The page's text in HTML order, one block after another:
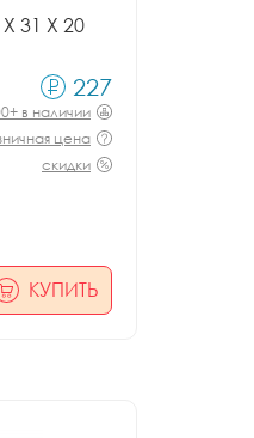
31 X 20
227
в наличии
цена
скидки
КУПИТЬ